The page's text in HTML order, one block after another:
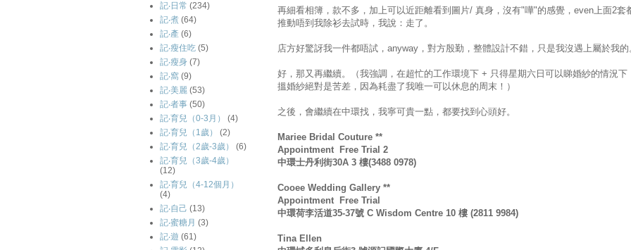
再細看相簿，款不多，加上可以近距離看到圖片/ 真身，沒有"嘩"的感覺，even上面2套
推動唔到我除衫去試時，我說：走了。
店方好驚訝我一件都唔試，anyway，對方殷勤，整體設計不錯，只是我沒遇上屬於我的
好，那又再繼續。（我強調，在超忙的工作環境下 + 只得星期六日可以睇婚紗的情況下
搵婚紗絕對是苦差，因為耗盡了我唯一可以休息的周末！）
之後，會繼續在中環找，我寧可貴一點，都要找到心頭好。
Mariee Bridal Couture **
Appointment Free Trial 2
中環士丹利街30A 3 樓(3488 0978)
Cooee Wedding Gallery **
Appointment Free Trial
中環荷李活道35-37號 C Wisdom Centre 10 樓 (2811 9984)
Tina Ellen
記‧日常 (234)
記‧煮 (64)
記‧產 (6)
記‧瘦住吃 (5)
記‧瘦身 (7)
記‧窩 (9)
記‧美麗 (53)
記‧者事 (50)
記‧育兒（0-3月）
(4)
記‧育兒（1歲）
(2)
記‧育兒（2歲-3歲）
(6)
記‧育兒（3歲-4歲）
(12)
記‧育兒（4-12個月）
(4)
記‧自己 (13)
記‧蜜糖月 (3)
記‧遊 (61)